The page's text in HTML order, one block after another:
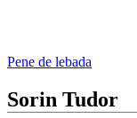
Post
navigation
Pene de lebada
Sorin Tudor